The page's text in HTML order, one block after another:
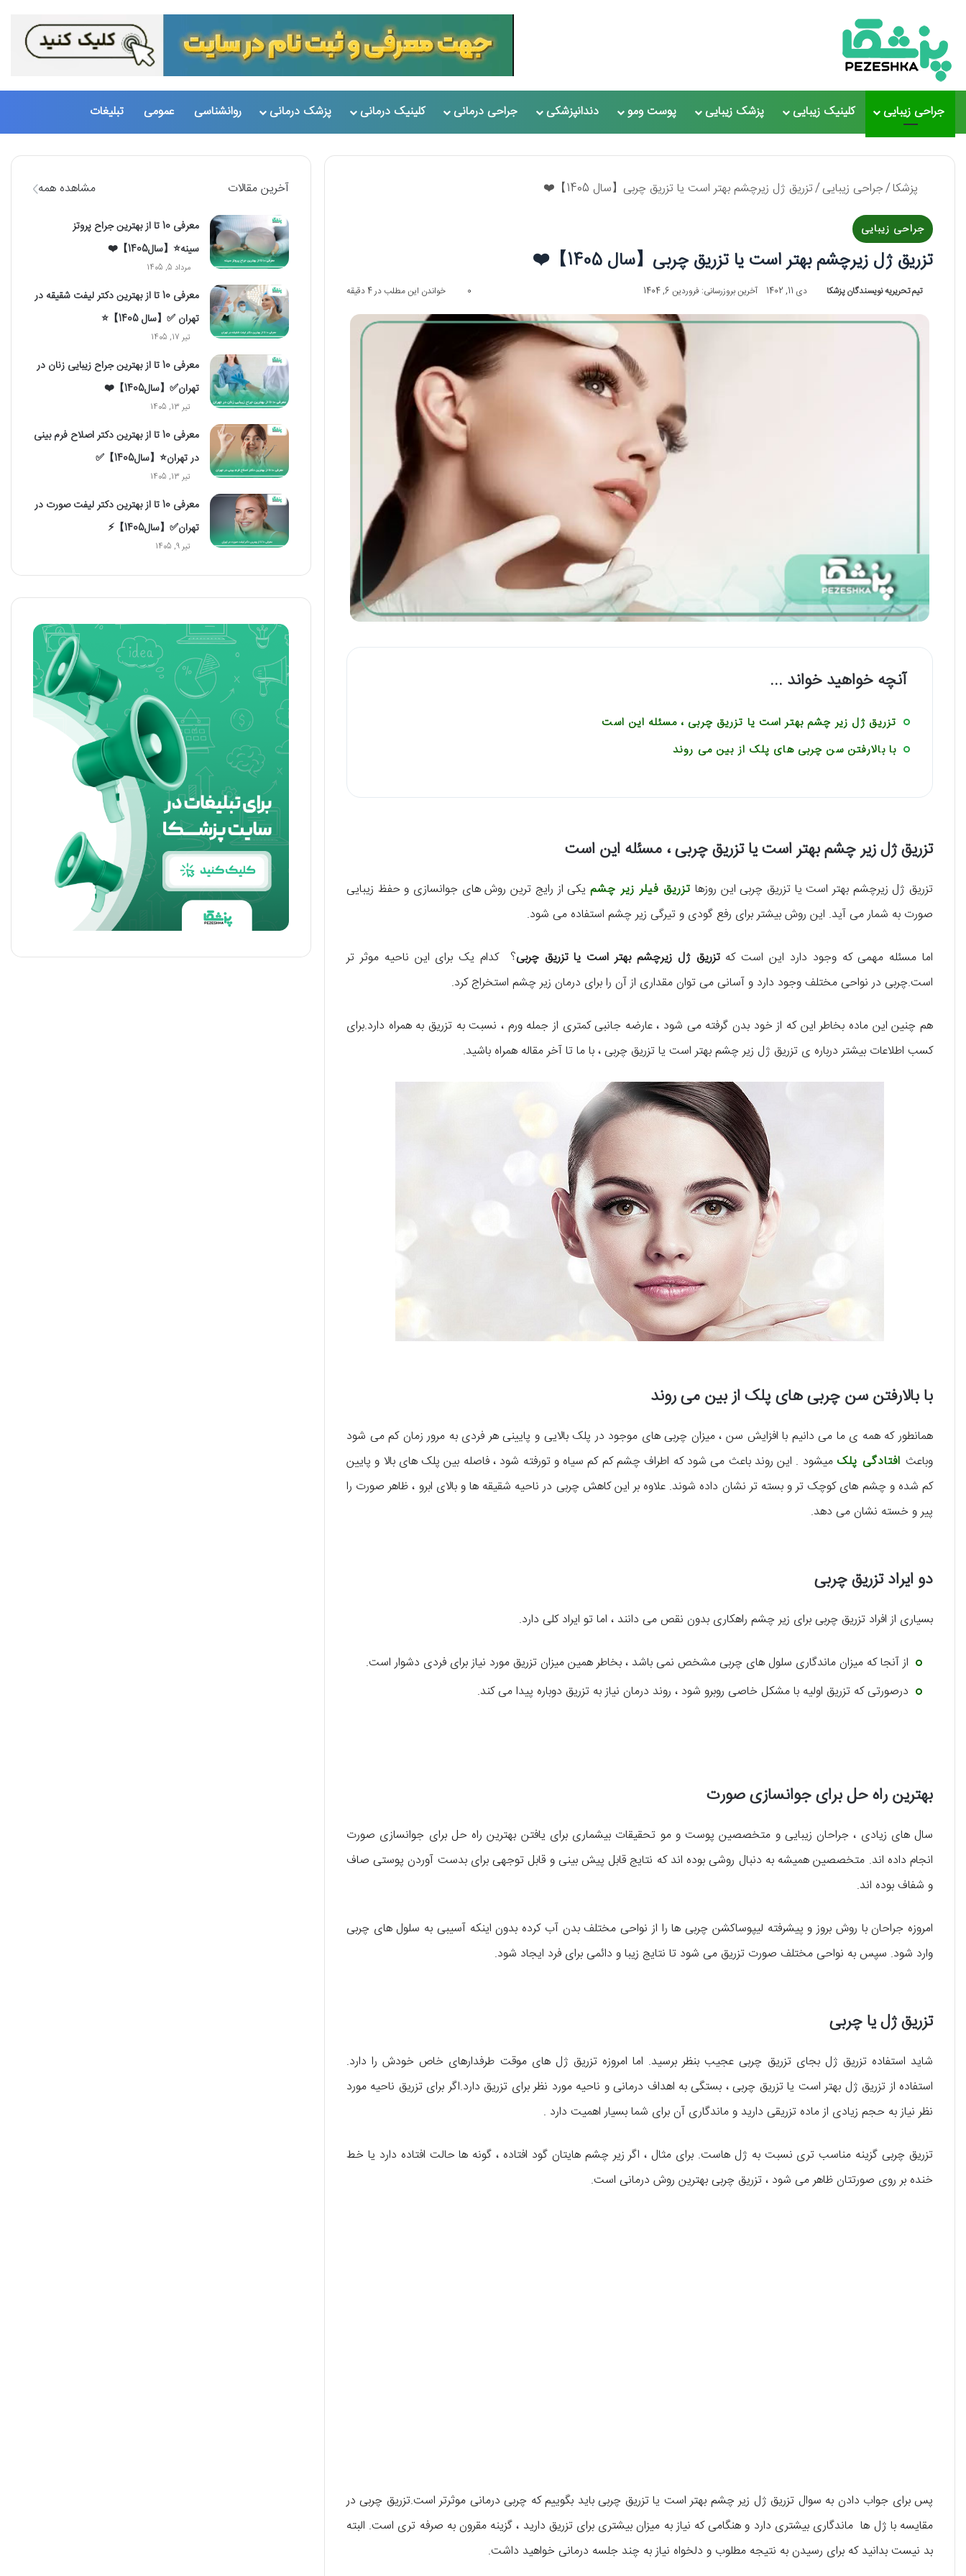
جراحی زیبایی کلینیک زیبایی پزشک زیبایی پوست ومو دندانپزشکی جراحی درمانی کلینیک درمانی پزشک درمانی روانشناسی عمومی تبلیغات
پزشکا/جراحی زیبایی/تزریق ژل زیرچشم بهتر است یا تزریق چربی【سال 1405】❤️
جراحی زیبایی
تزریق ژل زیرچشم بهتر است یا تزریق چربی【سال 1405】❤️
تیم تحریریه نویسندگان پزشکا دی 11, 1402 آخرین بروزرسانی: فروردین 6, 1404 0 خواندن این مطلب در 4 دقیقه
آنچه خواهید خواند ...
تزریق ژل زیر چشم بهتر است یا تزریق چربی ، مسئله این است
با بالارفتن سن چربی های پلک از بین می روند
تزریق ژل زیر چشم بهتر است یا تزریق چربی ، مسئله این است
تزریق ژل زیرچشم بهتر است یا تزریق چربی این روزها تزریق فیلر زیر چشم یکی از رایج ترین روش های جوانسازی و حفظ زیبایی
صورت به شمار می آید. این روش بیشتر برای رفع گودی و تیرگی زیر چشم استفاده می شود.
اما مسئله مهمی که وجود دارد این است که تزریق ژل زیرچشم بهتر است یا تزریق چربی؟ کدام یک برای این ناحیه موثر تر
است.چربی در نواحی مختلف وجود دارد و آسانی می توان مقداری از آن را برای درمان زیر چشم استخراج کرد.
هم چنین این ماده بخاطر این که از خود بدن گرفته می شود ، عارضه جانبی کمتری از جمله ورم ، نسبت به تزریق به همراه دارد.برای
کسب اطلاعات بیشتر درباره ی تزریق ژل زیر چشم بهتر است یا تزریق چربی ، با ما تا آخر مقاله همراه باشید.
با بالارفتن سن چربی های پلک از بین می روند
همانطور که همه ی ما می دانیم با افزایش سن ، میزان چربی های موجود در پلک بالایی و پایینی هر فردی به مرور زمان کم می شود
وباعث افتادگی پلکمیشود . این روند باعث می شود که اطراف چشم کم کم سیاه و تورفته شود ، فاصله بین پلک های بالا و پایین
کم شده و چشم های کوچک تر و بسته تر نشان داده شوند. علاوه بر این کاهش چربی در ناحیه شقیقه ها و بالای ابرو ، ظاهر صورت را
پیر و خسته نشان می دهد.
دو ایراد تزریق چربی
بسیاری از افراد تزریق چربی برای زیر چشم راهکاری بدون نقص می دانند ، اما تو ایراد کلی دارد.
از آنجا که میزان ماندگاری سلول های چربی مشخص نمی باشد ، بخاطر همین میزان تزریق مورد نیاز برای فردی دشوار است.
درصورتی که تزریق اولیه با مشکل خاصی روبرو شود ، روند درمان نیاز به تزریق دوباره پیدا می کند.
بهترین راه حل برای جوانسازی صورت
سال های زیادی ، جراحان زیبایی و متخصصین پوست و مو تحقیقات بیشماری برای یافتن بهترین راه حل برای جوانسازی صورت
انجام داده اند. متخصصین همیشه به دنبال روشی بوده اند که نتایج قابل پیش بینی و قابل توجهی برای بدست آوردن پوستی صاف
و شفاف بوده اند.
امروزه جراحان با روش بروز و پیشرفته لیپوساکشن چربی ها را از نواحی مختلف بدن آب کرده بدون اینکه آسیبی به سلول های چربی
وارد شود. سپس به نواحی مختلف صورت تزریق می شود تا نتایج زیبا و دائمی برای فرد ایجاد شود.
تزریق ژل یا چربی
شاید استفاده تزریق ژل بجای تزریق چربی عجیب بنظر برسید. اما امروزه تزریق ژل های موقت طرفدارهای خاص خودش را دارد.
استفاده از تزریق ژل بهتر است یا تزریق چربی ، بستگی به اهداف درمانی و ناحیه مورد نظر برای تزریق دارد.اگر برای تزریق ناحیه مورد
نظر نیاز به حجم زیادی از ماده تزریقی دارید و ماندگاری آن برای شما بسیار اهمیت دارد .
تزریق چربی گزینه مناسب تری نسبت به ژل هاست. برای مثال ، اگر زیر چشم هایتان گود افتاده ، گونه ها حالت افتاده دارد یا خط
خنده بر روی صورتتان ظاهر می شود ، تزریق چربی بهترین روش درمانی است.
پس برای جواب دادن به سوال تزریق ژل زیر چشم بهتر است یا تزریق چربی باید بگوییم که چربی درمانی موثرتر است.تزریق چربی در
مقایسه با ژل ها ماندگاری بیشتری دارد و هنگامی که نیاز به میزان بیشتری برای تزریق دارید ، گزینه مقرون به صرفه تری است. البته
بد نیست بدانید که برای رسیدن به نتیجه مطلوب و دلخواه نیاز به چند جلسه درمانی خواهید داشت.
آخرین مقالات مشاهده همه
معرفی 10 تا از بهترین جراح پروتز
سینه⭐【سال1405】❤️
مرداد 5, 1405
معرفی 10 تا از بهترین دکتر لیفت شقیقه در
تهران ✅【سال 1405】⭐
تیر 17, 1405
معرفی 10 تا از بهترین جراح زیبایی زنان در
تهران✅【سال1405】❤️
تیر 13, 1405
معرفی 10 تا از بهترین دکتر اصلاح فرم بینی
در تهران⭐【سال1405】✅
تیر 13, 1405
معرفی 10 تا از بهترین دکتر لیفت صورت در
تهران✅【سال1405】⚡
تیر 9, 1405